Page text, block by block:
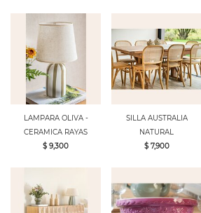
LAMPARA OLIVA -
CERAMICA RAYAS
$ 9,300
SILLA AUSTRALIA
NATURAL
$ 7,900